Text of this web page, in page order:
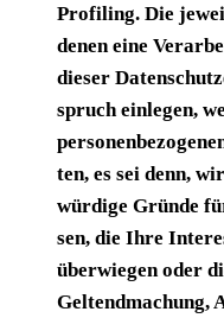
Pro­fil­ing. Die
denen eine
die­ser
spruch ein­le­gen,
ten, es sei denn,
wür­di­ge Grün­de
sen, die Ihre
über­wie­gen oder
Gel­tend­ma­chung,